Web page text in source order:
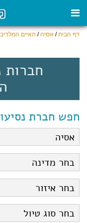
דף הבית/ אסיה/ האיים
חברות
חפש חברת